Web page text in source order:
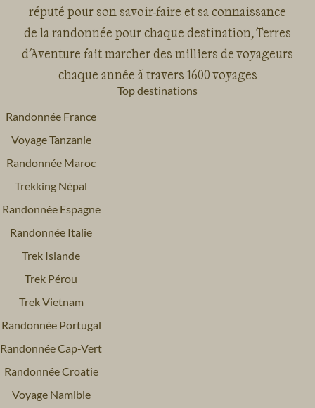
réputé pour son savoir-faire et sa connaissance
de la randonnée pour chaque destination, Terres
d'Aventure fait marcher des milliers de voyageurs
chaque année à travers 1600 voyages
Top destinations
Randonnée France
Voyage Tanzanie
Randonnée Maroc
Trekking Népal
Randonnée Espagne
Randonnée Italie
Trek Islande
Trek Pérou
Trek Vietnam
Randonnée Portugal
Randonnée Cap-Vert
Randonnée Croatie
Voyage Namibie